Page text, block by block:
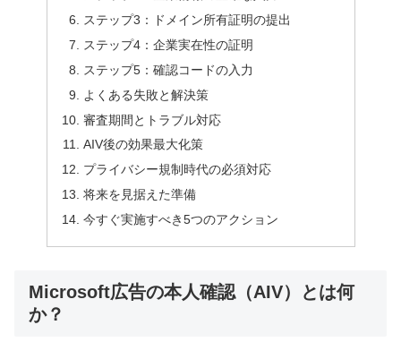
ステップ3：ドメイン所有証明の提出
ステップ4：企業実在性の証明
ステップ5：確認コードの入力
よくある失敗と解決策
審査期間とトラブル対応
AIV後の効果最大化策
プライバシー規制時代の必須対応
将来を見据えた準備
今すぐ実施すべき5つのアクション
Microsoft広告の本人確認（AIV）とは何
か？